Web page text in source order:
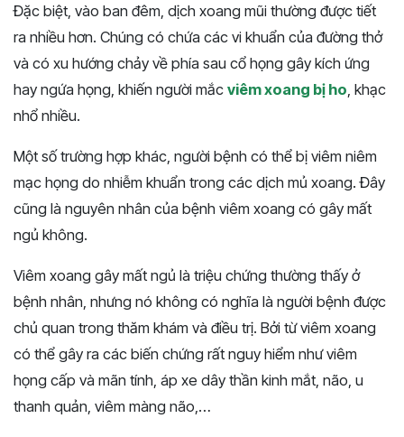
Đặc biệt, vào ban đêm, dịch xoang mũi thường được tiết
ra nhiều hơn. Chúng có chứa các vi khuẩn của đường thở
và có xu hướng chảy về phía sau cổ họng gây kích ứng
hay ngứa họng, khiến người mắc viêm xoang bị ho, khạc
nhổ nhiều.
Một số trường hợp khác, người bệnh có thể bị viêm niêm
mạc họng do nhiễm khuẩn trong các dịch mủ xoang. Đây
cũng là nguyên nhân của bệnh viêm xoang có gây mất
ngủ không.
Viêm xoang gây mất ngủ là triệu chứng thường thấy ở
bệnh nhân, nhưng nó không có nghĩa là người bệnh được
chủ quan trong thăm khám và điều trị. Bởi từ viêm xoang
có thể gây ra các biến chứng rất nguy hiểm như viêm
họng cấp và mãn tính, áp xe dây thần kinh mắt, não, u
thanh quản, viêm màng não,…